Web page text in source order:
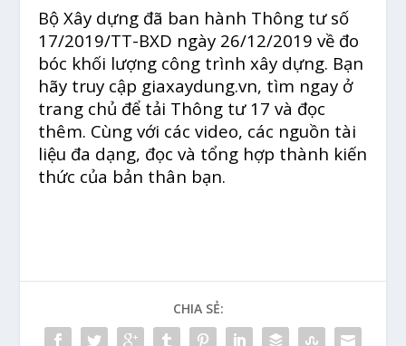
Bộ Xây dựng đã ban hành Thông tư số
17/2019/TT-BXD ngày 26/12/2019 về đo
bóc khối lượng công trình xây dựng. Bạn
hãy truy cập giaxaydung.vn, tìm ngay ở
trang chủ để tải Thông tư 17 và đọc
thêm. Cùng với các video, các nguồn tài
liệu đa dạng, đọc và tổng hợp thành kiến
thức của bản thân bạn.
CHIA SẺ: